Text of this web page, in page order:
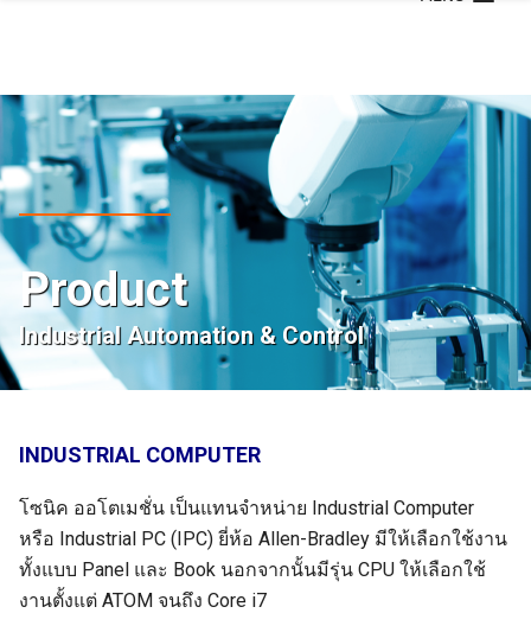
Product
Industrial Automation & Control
INDUSTRIAL COMPUTER
โซนิค ออโตเมชั่น เป็นแทนจำหน่าย Industrial Computer
หรือ Industrial PC (IPC) ยี่ห้อ Allen-Bradley มีให้เลือกใช้งาน
ทั้งแบบ Panel และ Book นอกจากนั้นมีรุ่น CPU ให้เลือกใช้
งานตั้งแต่ ATOM จนถึง Core i7